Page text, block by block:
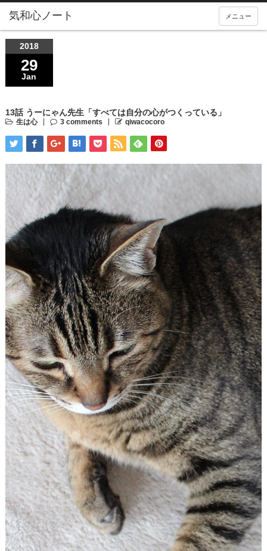
気和心ノート メニュー
2018
29
Jan
13話 うーにゃん先生「すべては自分の心がつくっている」
生は心 3 comments qiwacocoro